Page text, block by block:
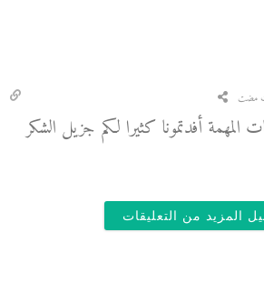
المهمة أفدتمونا كثيرا لكم جزيل الشكر
المزيد من التعليقات